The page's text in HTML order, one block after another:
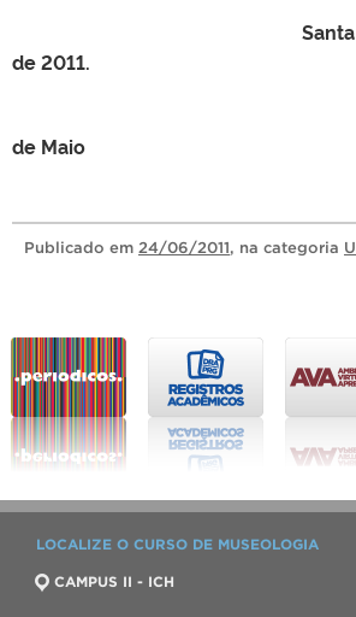
Santa Maria, 13
de 2011.
Museu
de Maio
Publicado em 24/06/2011, na categoria
LOCALIZE O CURSO DE MUSEOLOGIA
CAMPUS II - ICH